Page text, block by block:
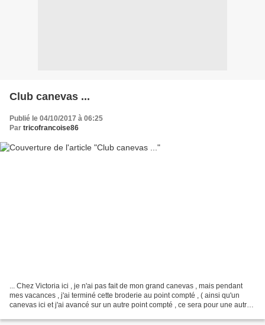
Club canevas ...
Publié le 04/10/2017 à 06:25
Par tricofrancoise86
... Chez Victoria ici , je n'ai pas fait de mon grand canevas , mais pendant
mes vacances , j'ai terminé cette broderie au point compté , ( ainsi qu'un
canevas ici et j'ai avancé sur un autre point compté , ce sera pour une autre